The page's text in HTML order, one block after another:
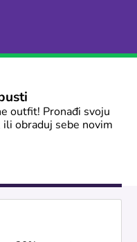
outfit! Pronađi svoju
ili obraduj sebe novim